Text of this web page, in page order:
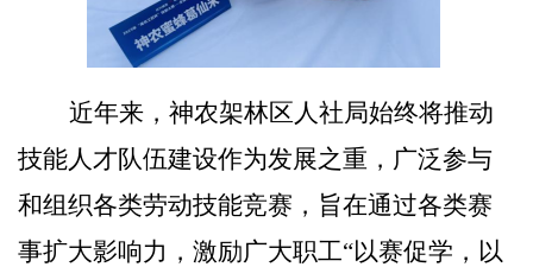
近年来， 神农架林区人社局始终将推动
技能人才队伍建设作为发展之重，广泛参与
和组织各类劳动技能竞赛，旨在通过各类赛
事扩大影响力，激励广大职工“以赛促学，以